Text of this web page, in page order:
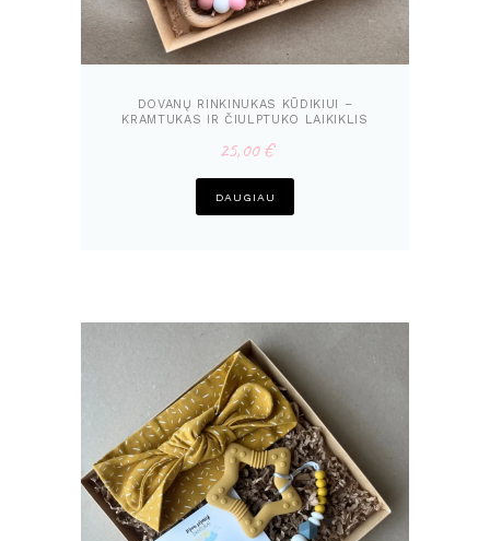
DOVANŲ RINKINUKAS KŪDIKIUI –
KRAMTUKAS IR ČIULPTUKO LAIKIKLIS
25,00€
DAUGIAU